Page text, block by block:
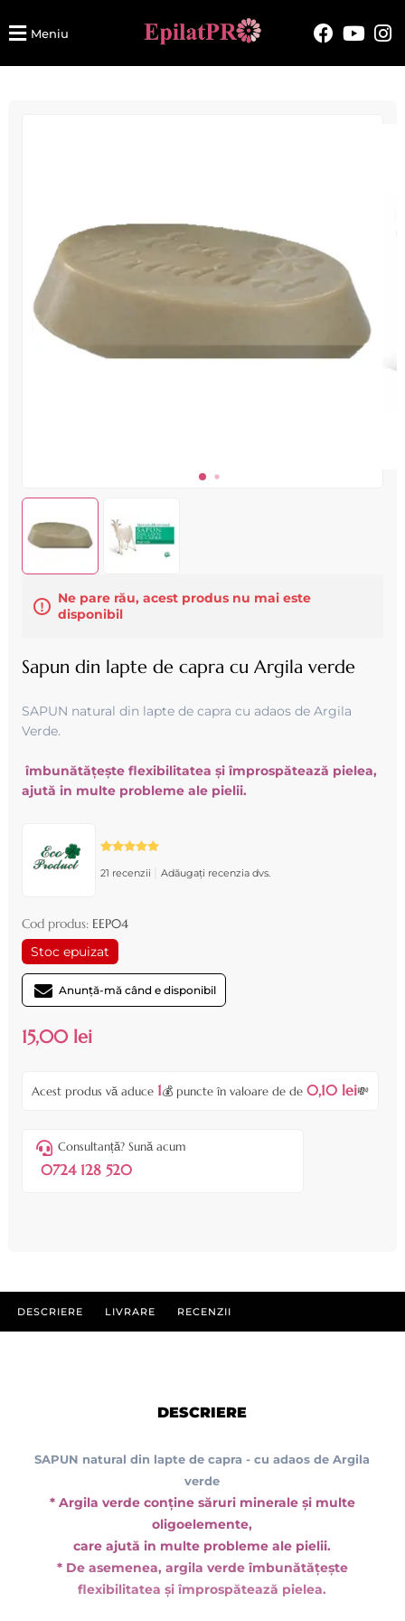
Meniu
Ne pare rău, acest produs nu mai este
disponibil
Sapun din lapte de capra cu Argila verde
SAPUN natural din lapte de capra cu adaos de Argila
Verde.
îmbunătăţeşte flexibilitatea şi împrospătează pielea,
ajută in multe probleme ale pielii.
21 recenzii Adăugați recenzia dvs.
Cod produs: EEP04
Stoc epuizat
Anunță-mă când e disponibil
15,00 lei
Acest produs vă aduce 1💰 puncte în valoare de de 0,10 lei💸
Consultanță? Sună acum
0724 128 520
DESCRIERE LIVRARE RECENZII
DESCRIERE
SAPUN natural din lapte de capra - cu adaos de Argila
verde
* Argila verde conţine săruri minerale şi multe
oligoelemente,
care ajută in multe probleme ale pielii.
* De asemenea, argila verde îmbunătăţeşte
flexibilitatea şi împrospătează pielea.